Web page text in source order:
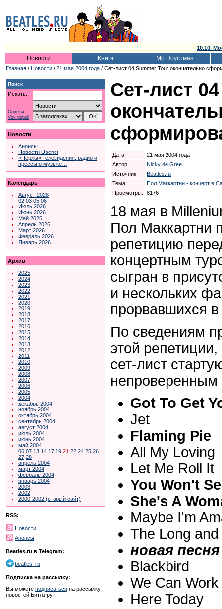
10.10.
Новости Книги Мр.Поустман
Главная / Новости / 21 мая 2004 года / Сет-лист 04 Summer Tour окончательно
Поиск
Искать:
Советы
Vox populi
Новости
Анонсы
Новости Usenet
«Перлы» телевидения, радио и
прессы о музыке…
Календарь
Август 2026
02 03 05 06
Июль 2026
Июнь 2026
Май 2026
Апрель 2026
Март 2026
Февраль 2026
Январь 2026
Архив
2025
2024
2023
2022
2021
2020
2019
2018
2017
2016
2015
2014
2013
2012
2011
2010
2009
2008
2007
2006
2005
2004
декабрь 2004
ноябрь 2004
октябрь 2004
сентябрь 2004
август 2004
июль 2004
июнь 2004
май 2004
06 07 13 14 17 19 21 22 24 25 26
27 28
апрель 2004
март 2004
февраль 2004
январь 2004
2003
2002
2000-2002 (старый сайт)
RSS:
Новости
Анонсы
Beatles.ru в Telegram:
beatles_ru
Подписка на рассылку:
Вы можете подписаться на рассылку
новостей Битлз.ру
Сет-лист
Дата:
21 мая 2004 года
Автор:
Nicky de Gree
Источник:
Beatles.ru
Тема:
Пол Маккартни - концерт в
Просмотры:
8176
18 мая в
Пол Маккартни
репетицию
концертным
сыгран в
и нескольких
прорвавшихся в
По сведениям
этой
сет-лист
непроверенным
Got To Get
Jet
Flaming Pie
All My Loving
Let Me Roll It
You Won't
She's A
Maybe I'm
The Long
новая
Blackbird
We Can
Here Today